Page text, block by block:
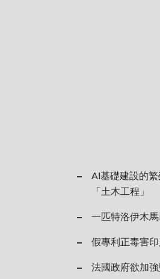
AI基礎建設的
「土木工程」
一匹特洛伊木馬
假專利正毒害
法國政府欲加